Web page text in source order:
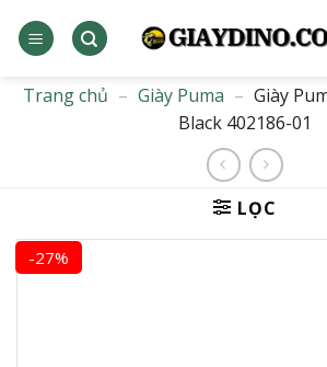
qua
dungTrang chủ – Giày Puma – Giày
Black 402186-01
LỌC
-27%